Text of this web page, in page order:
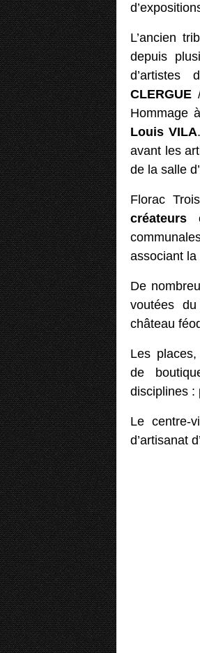
L’ancien
depuis
d’artistes
CLERGUE
Hommage à
Louis VILA
avant les
de la salle
Florac
créateurs
associant
De
voutées du
château
Les
de
disciplines :
Le centre-
d’artisanat